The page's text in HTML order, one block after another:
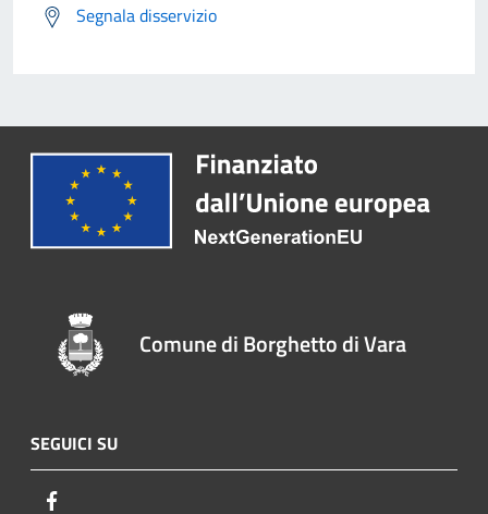
Segnala disservizio
Comune di Borghetto di Vara
SEGUICI SU